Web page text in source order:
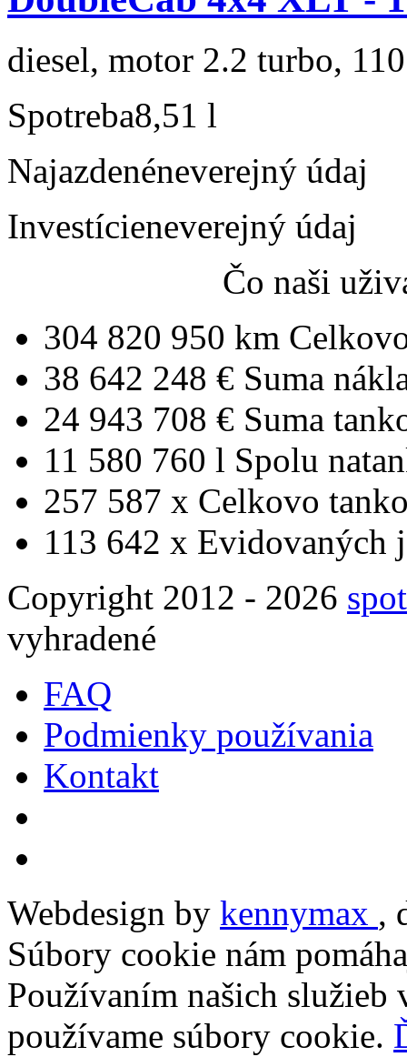
diesel, motor 2.2 turbo,
Spotreba8,51 l
Najazdenéneverejný údaj
Investícieneverejný údaj
Čo naši
304 820 950 km
38 642 248 € Suma
24 943 708 € Suma
11 580 760 l Spolu
257 587 x Celkovo
113 642 x Evidovaných
Copyright 2012 - 2026
vyhradené
FAQ
Podmienky používania
Kontakt
Webdesign by kennymax ,
Súbory cookie nám
Používaním našich služieb
používame súbory cookie.